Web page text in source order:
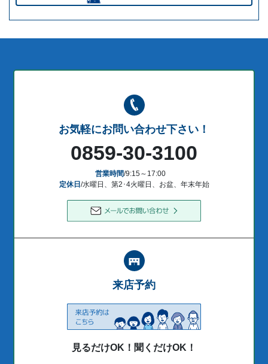
お気軽にお問い合わせ下さい！
0859-30-3100
営業時間/9:15～17:00
定休日 /水曜日、第2･4火曜日、お盆、年末年始
来店予約
見るだけOK！聞くだけOK！